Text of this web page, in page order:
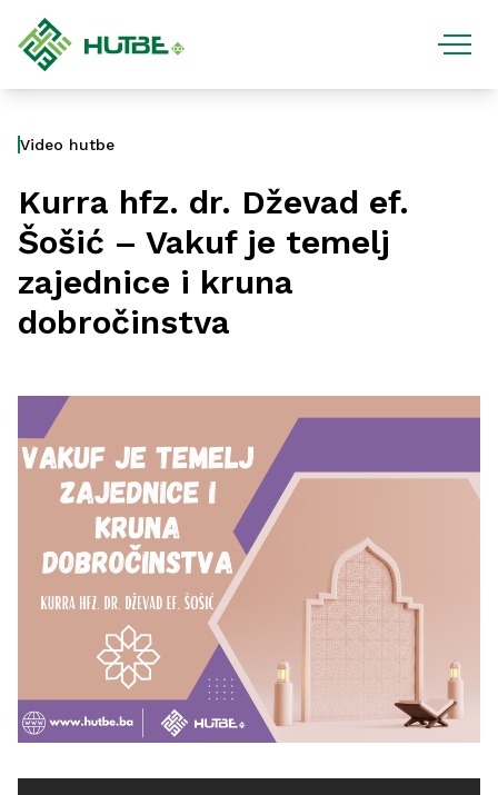
Video hutbe
Kurra hfz. dr. Dževad ef.
Šošić – Vakuf je temelj
zajednice i kruna
dobročinstva